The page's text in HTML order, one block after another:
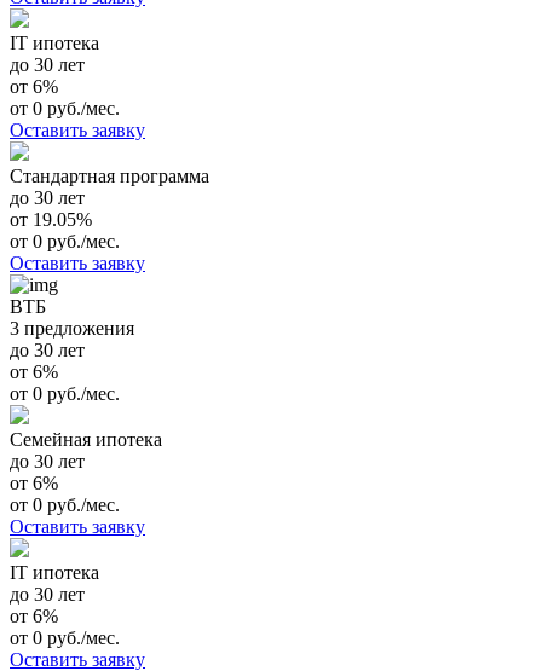
IT ипотека
до 30 лет
от 6%
от 0 руб./мес.
Оставить заявку
Стандартная программа
до 30 лет
от 19.05%
от 0 руб./мес.
Оставить заявку
ВТБ
3 предложения
до 30 лет
от 6%
от 0 руб./мес.
Семейная ипотека
до 30 лет
от 6%
от 0 руб./мес.
Оставить заявку
IT ипотека
до 30 лет
от 6%
от 0 руб./мес.
Оставить заявку